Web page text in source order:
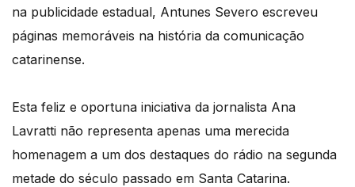
na publicidade estadual, Antunes Severo escreveu
páginas memoráveis na história da comunicação
catarinense.
Esta feliz e oportuna iniciativa da jornalista Ana
Lavratti não representa apenas uma merecida
homenagem a um dos destaques do rádio na segunda
metade do século passado em Santa Catarina.